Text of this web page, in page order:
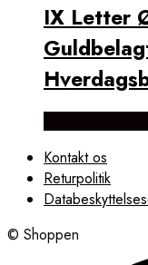
IX Letter
Kontakt os
Returpolitik
© Shoppen